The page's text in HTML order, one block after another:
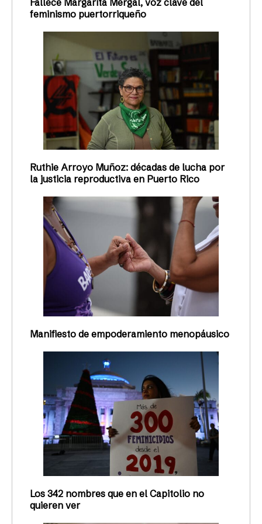
Fallece Margarita Mergal, voz clave del
feminismo puertorriqueño
Ruthie Arroyo Muñoz: décadas de lucha por
la justicia reproductiva en Puerto Rico
Manifiesto de empoderamiento menopáusico
Los 342 nombres que en el Capitolio no
quieren ver